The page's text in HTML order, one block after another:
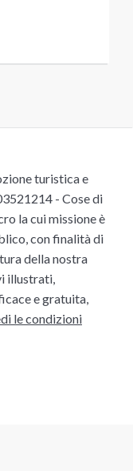
turistica e
- Cose di
la cui missione è
con finalità di
della nostra
illustrati,
e gratuita,
le condizioni